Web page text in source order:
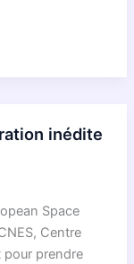
inédite
Space
Centre
pour prendre